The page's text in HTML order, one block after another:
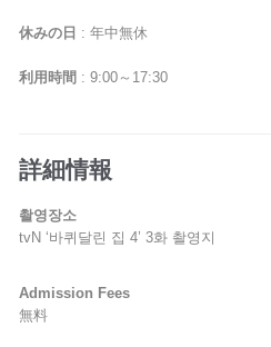
休みの日 : 年中無休
利用時間 : 9:00～17:30
詳細情報
촬영장소
tvN ‘바퀴달린 집 4’ 3화 촬영지
Admission Fees
無料